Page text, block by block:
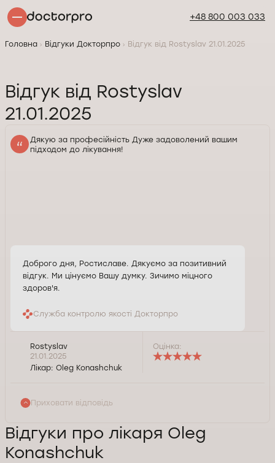
+48 800 003 033
Головна Відгуки Докторпро Відгук від Rostyslav 21.01.2025
Відгук від Rostyslav
21.01.2025
Дякую за професійність Дуже задоволений вашим
підходом до лікування!
Доброго дня, Ростиславе. Дякуємо за позитивний
відгук. Ми цінуємо Вашу думку. Зичимо міцного
здоров'я.
Служба контролю якості Докторпро
Rostyslav
21.01.2025
Лікар: Oleg Konashchuk
Оцінка:
Приховати відповідь
Відгуки про лікаря Oleg
Konashchuk